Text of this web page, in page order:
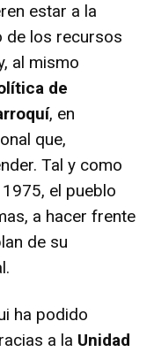
estar a la
de los recursos
al mismo
de
, en
que,
Tal y como
el pueblo
a hacer frente
de su
ha podido
a la Unidad